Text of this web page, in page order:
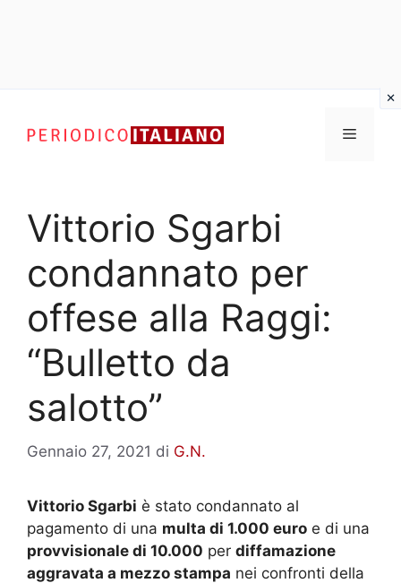
contenuto
Menu
Vittorio Sgarbi
condannato per
offese alla Raggi:
“Bulletto da
salotto”
Gennaio 27, 2021 di G.N.
Vittorio Sgarbi è stato condannato al
pagamento di una multa di 1.000 euro e di una
provvisionale di 10.000 per diffamazione
aggravata a mezzo stampa nei confronti della